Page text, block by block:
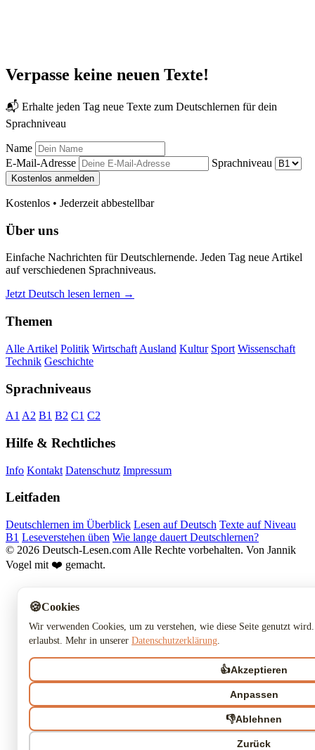
Verpasse keine neuen Texte!
📬 Erhalte jeden Tag neue Texte zum Deutschlernen für dein
Sprachniveau
Name
E-Mail-Adresse
Sprachniveau
Kostenlos anmelden
Kostenlos • Jederzeit abbestellbar
Über uns
Einfache Nachrichten für Deutschlernende. Jeden Tag neue Artikel
auf verschiedenen Sprachniveaus.
Jetzt Deutsch lesen lernen →
Themen
Alle Artikel Politik Wirtschaft Ausland Kultur Sport Wissenschaft
Technik Geschichte
Sprachniveaus
A1 A2 B1 B2 C1 C2
Hilfe & Rechtliches
Info Kontakt Datenschutz Impressum
Leitfaden
Deutschlernen im Überblick Lesen auf Deutsch Texte auf Niveau
B1 Leseverstehen üben Wie lange dauert Deutschlernen?
© 2026 Deutsch-Lesen.com Alle Rechte vorbehalten. Von Jannik
Vogel mit ❤️ gemacht.
🍪Cookies
Wir verwenden Cookies, um zu verstehen, wie diese Seite genutzt
erlaubst. Mehr in unserer Datenschutzerklärung
👍Akzeptieren
Anpassen
👎Ablehnen
Zurück